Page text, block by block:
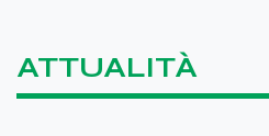
ATTUALITÀ